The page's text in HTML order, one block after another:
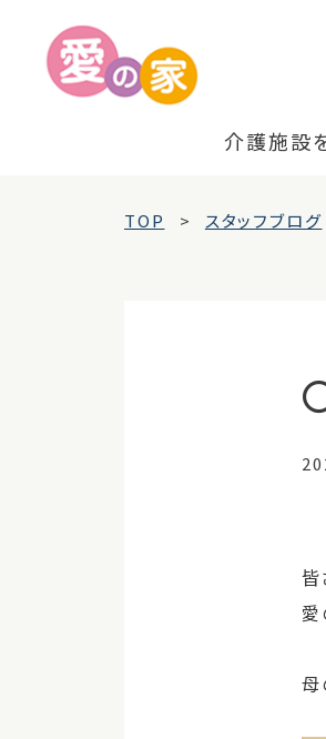
介護施設
TOP スタッフブログ
皆
母